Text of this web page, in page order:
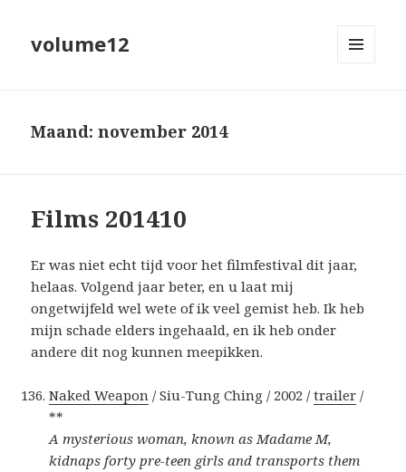
volume12
Maand:november 2014
Films 201410
Er was niet echt tijd voor het filmfestival dit jaar,
helaas. Volgend jaar beter, en u laat mij
ongetwijfeld wel wete of ik veel gemist heb. Ik heb
mijn schade elders ingehaald, en ik heb onder
andere dit nog kunnen meepikken.
Naked Weapon / Siu-Tung Ching / 2002 /trailer /
**
A mysterious woman, known as Madame M,
kidnaps forty pre-teen girls and transports them